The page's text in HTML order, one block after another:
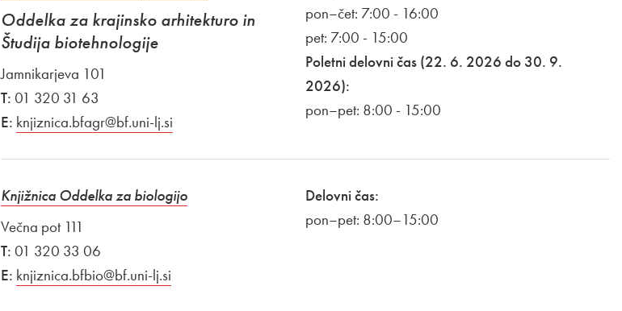
Oddelka za krajinsko arhitekturo in
Študija biotehnologije
Jamnikarjeva 101
T: 01 320 31 63
E: knjiznica.bfagr@bf.uni-lj.si
pon–čet: 7:00 - 16:00
pet: 7:00 - 15:00
Poletni delovni čas (22. 6. 2026 do 30. 9.
2026):
pon–pet: 8:00 - 15:00
Knjižnica Oddelka za biologijo
Večna pot 111
T: 01 320 33 06
E: knjiznica.bfbio@bf.uni-lj.si
Delovni čas:
pon–pet: 8:00–15:00